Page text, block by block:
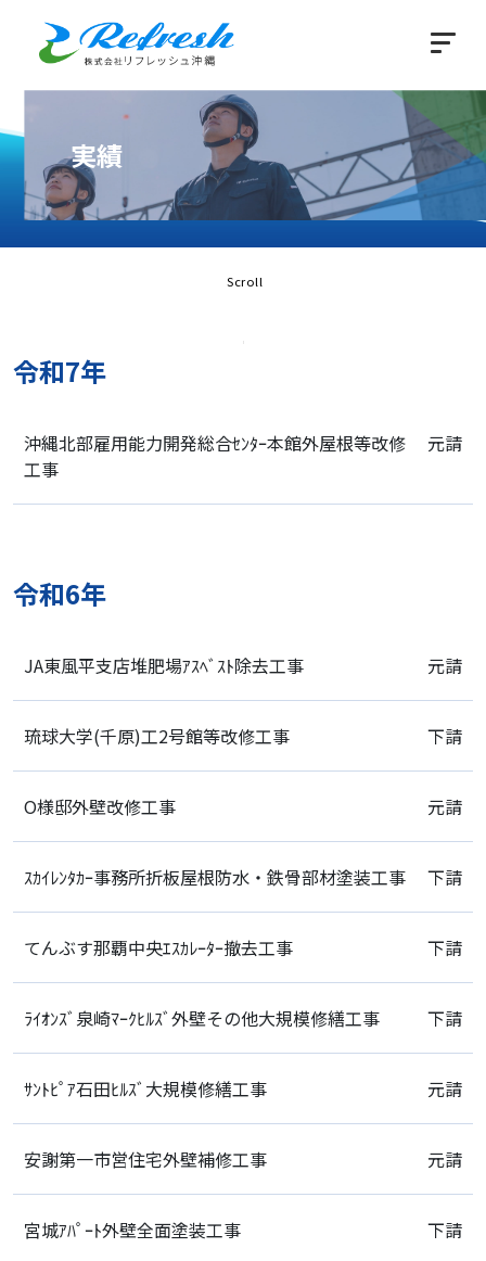
実績
Scroll
令和7年
沖縄北部雇用能力開発総合ｾﾝﾀｰ本館外屋根等改修
工事
元請
令和6年
JA東風平支店堆肥場ｱｽﾍﾞｽﾄ除去工事 元請
琉球大学(千原)工2号館等改修工事 下請
O様邸外壁改修工事 元請
ｽｶｲﾚﾝﾀｶｰ事務所折板屋根防水・鉄骨部材塗装工事 下請
てんぶす那覇中央ｴｽｶﾚｰﾀｰ撤去工事 下請
ﾗｲｵﾝｽﾞ泉崎ﾏｰｸﾋﾙｽﾞ外壁その他大規模修繕工事 下請
ｻﾝﾄﾋﾟｱ石田ﾋﾙｽﾞ大規模修繕工事 元請
安謝第一市営住宅外壁補修工事 元請
宮城ｱﾊﾟｰﾄ外壁全面塗装工事 下請